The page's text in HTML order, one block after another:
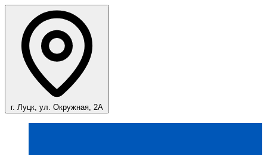
г. Луцк, ул. Окружная, 2А